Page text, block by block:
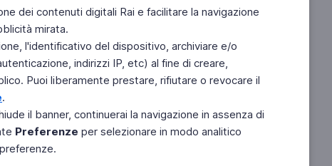
dei contenuti digitali Rai e facilitare la navigazione
mirata.
l'identificativo del dispositivo, archiviare e/o
indirizzi IP, etc) al fine di creare,
Puoi liberamente prestare, rifiutare o revocare il
.
il banner, continuerai la navigazione in assenza di
Preferenze per selezionare in modo analitico